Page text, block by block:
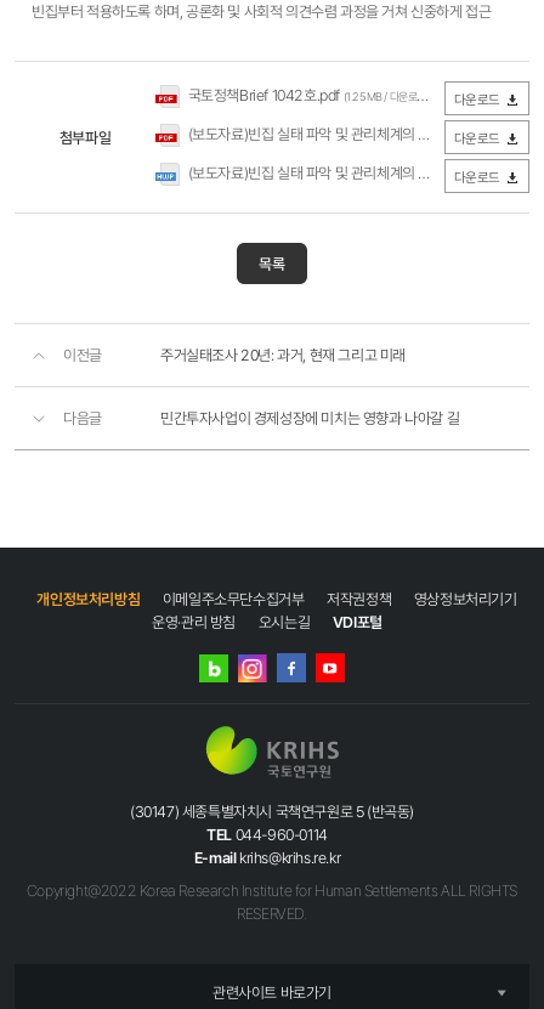
빈집부터 적용하도록 하며, 공론화 및 사회적 의견수렴 과정을 거쳐 신중하게 접근
첨부파일
국토정책Brief 1042호.pdf (1.25MB / 다운로드 2,760회) 다운로드
(보도자료)빈집 실태 파악 및 관리체계의 현황과 개선과제(국토연구원).pdf 다운로드
(보도자료)빈집 실태 파악 및 관리체계의 현황과 개선과제(국토연구원).hwp 다운로드
목록
이전글 주거실태조사 20년: 과거, 현재 그리고 미래
다음글 민간투자사업이 경제성장에 미치는 영향과 나아갈 길
개인정보처리방침 이메일주소무단수집거부 저작권정책
영상정보처리기기
운영·관리 방침
오시는길 VDI포털
네이버
인스타그램
(30147) 세종특별자치시 국책연구원로 5 (반곡동)
TEL 044-960-0114
E-mail krihs@krihs.re.kr
Copyright@2022 Korea Research Institute for Human Settlements ALL RIGHTS
RESERVED.
관련사이트 바로가기